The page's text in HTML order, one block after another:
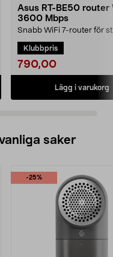
Asus RT-BE50 router
3600 Mbps
Snabb WiFi 7-router för
enheter. Asus RT-B...
Klubbpris
790,00
Lägg i varukorg
saker
-25%